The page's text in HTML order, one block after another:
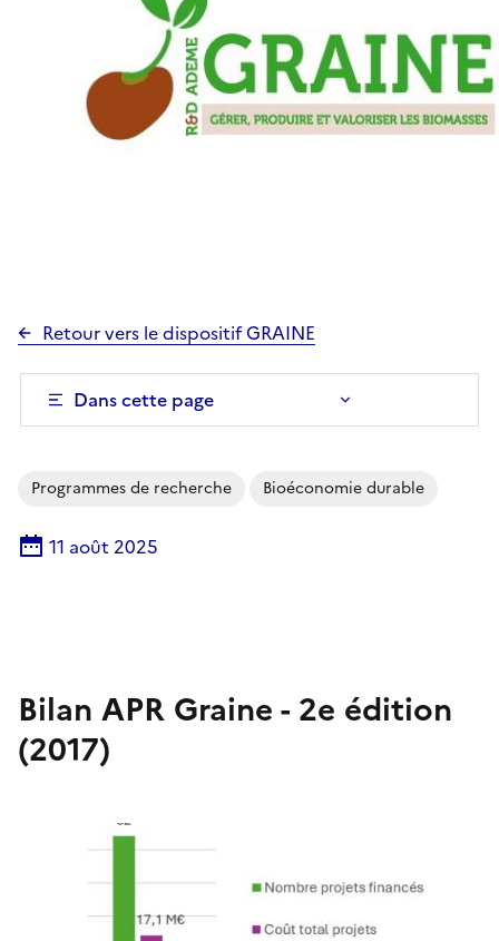
Retour vers le dispositif GRAINE
Dans cette page
Programmes de recherche Bioéconomie durable
11 août 2025
Bilan APR Graine - 2e édition
(2017)